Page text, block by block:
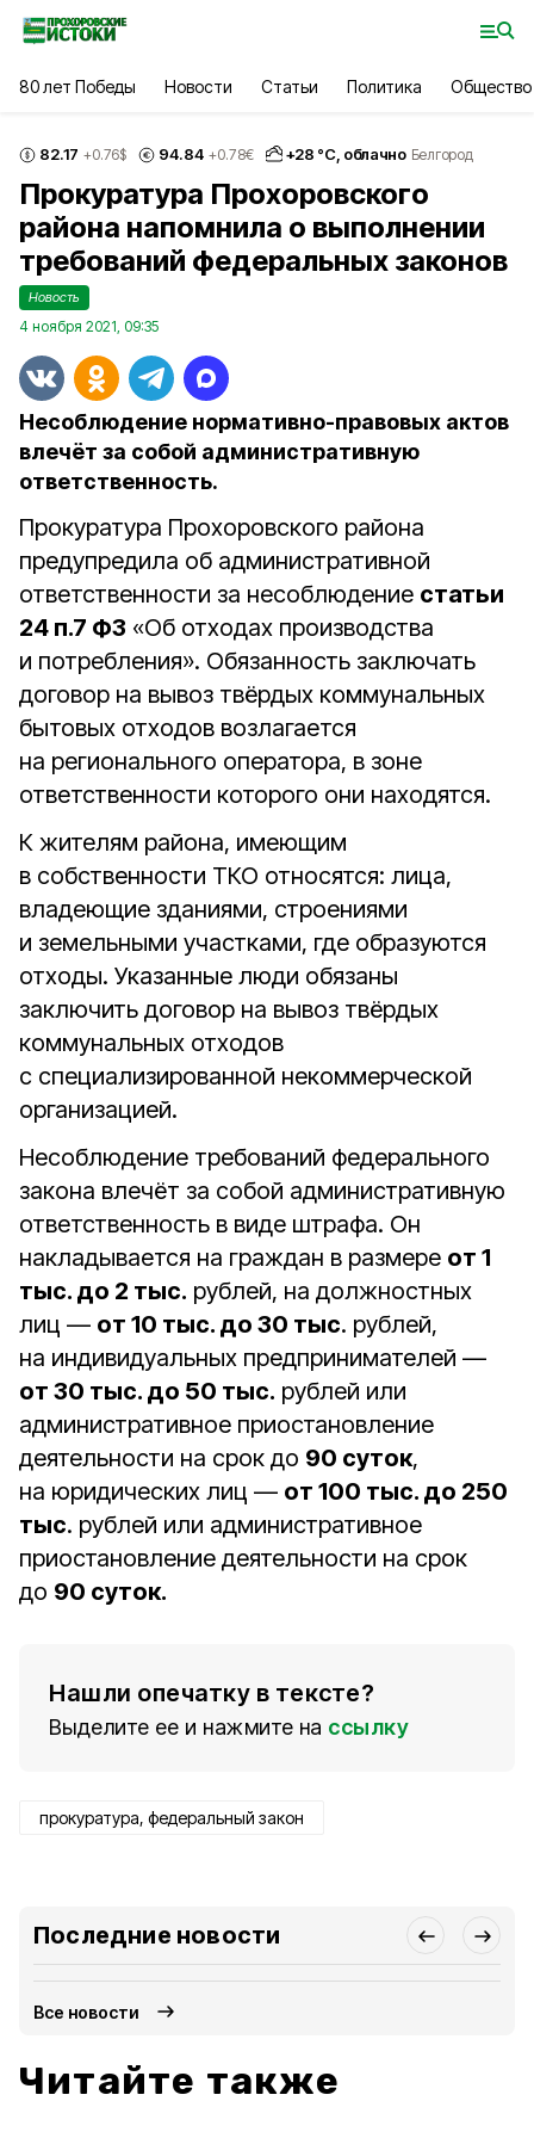
80 лет Победы Новости Статьи Политика Общество
82.17 +0.76$ 94.84 +0.78€ +28 °С, облачно Белгород
Прокуратура Прохоровского
района напомнила о выполнении
требований федеральных законов
Новость
4 ноября 2021, 09:35
Несоблюдение нормативно-правовых актов
влечёт за собой административную
ответственность.
Прокуратура Прохоровского района
предупредила об административной
ответственности за несоблюдение статьи
24 п.7 ФЗ «Об отходах производства
и потребления». Обязанность заключать
договор на вывоз твёрдых коммунальных
бытовых отходов возлагается
на регионального оператора, в зоне
ответственности которого они находятся.
К жителям района, имеющим
в собственности ТКО относятся: лица,
владеющие зданиями, строениями
и земельными участками, где образуются
отходы. Указанные люди обязаны
заключить договор на вывоз твёрдых
коммунальных отходов
с специализированной некоммерческой
организацией.
Несоблюдение требований федерального
закона влечёт за собой административную
ответственность в виде штрафа. Он
накладывается на граждан в размере от 1
тыс. до 2 тыс. рублей, на должностных
лиц — от 10 тыс. до 30 тыс. рублей,
на индивидуальных предпринимателей —
от 30 тыс. до 50 тыс. рублей или
административное приостановление
деятельности на срок до 90 суток,
на юридических лиц — от 100 тыс. до 250
тыс. рублей или административное
приостановление деятельности на срок
до 90 суток.
Нашли опечатку в тексте?
Выделите ее и нажмите на ссылку
прокуратура, федеральный закон
Последние новости
Все новости
Читайте также